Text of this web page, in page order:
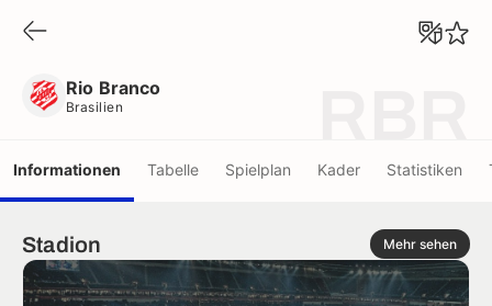
Rio Branco
Brasilien
Informationen Tabelle Spielplan Kader Statistiken
Stadion Mehr sehen